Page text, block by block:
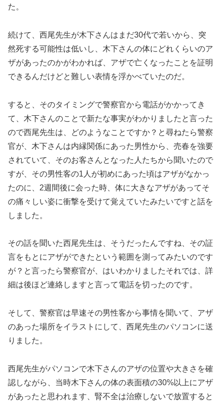
た。
続けて、西尾先生が木下さんはまだ30代で若いから、突
然死する可能性は低いし、木下さんの体にどれくらいのア
ザがあったのかがわかれば、アザで亡くなったことを証明
できるんだけどと難しい表情を浮かべていたのだ。
すると、そのタイミングで警察官から電話がかかってき
て、木下さんのことで新たな事実がわかりましたと言った
ので西尾先生は、どのようなことですか？と尋ねたら警察
官が、木下さんは内縁関係にあった男性から、売春を強要
されていて、そのお客さんとなった人たちから聞いたので
すが、その男性客の1人が初めにあった頃はアザがなかっ
たのに、2週間後に会った時、体に大きなアザがあってそ
の痛々しい姿に衝撃を受けて覚えていたみたいですと話を
しました。
その話を聞いた西尾先生は、そうだったんですね、その証
言をもとにアザができたという範囲を測ってみたいのです
が？と言ったら警察官が、はいわかりましたそれでは、詳
細は後ほど連絡しますと言って電話を切ったのです。
そして、警察官は早速その男性客から事情を聞いて、アザ
のあった場所をイラストにして、西尾先生のパソコンに送
りました。
西尾先生がパソコンで木下さんのアザの位置や大きさを確
認しながら、当時木下さんの体の表面積の30%以上にアザ
があったと思われます、腎不全は治療しないで放置すると